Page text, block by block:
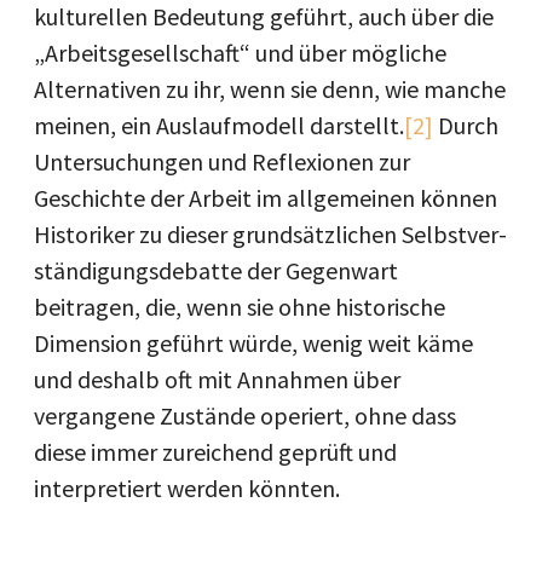
kulturellen Bedeutung geführt, auch über die
„Arbeitsgesellschaft“ und über mögliche
Alternativen zu ihr, wenn sie denn, wie manche
meinen, ein Auslaufmodell darstellt.[2] Durch
Untersuchungen und Reflexionen zur
Geschichte der Arbeit im allgemeinen können
Historiker zu dieser grundsätzlichen Selbstver­
ständigungsdebatte der Gegenwart
beitragen, die, wenn sie ohne historische
Dimension geführt würde, wenig weit käme
und deshalb oft mit Annahmen über
vergangene Zustände operiert, ohne dass
diese immer zureichend geprüft und
interpretiert werden könnten.